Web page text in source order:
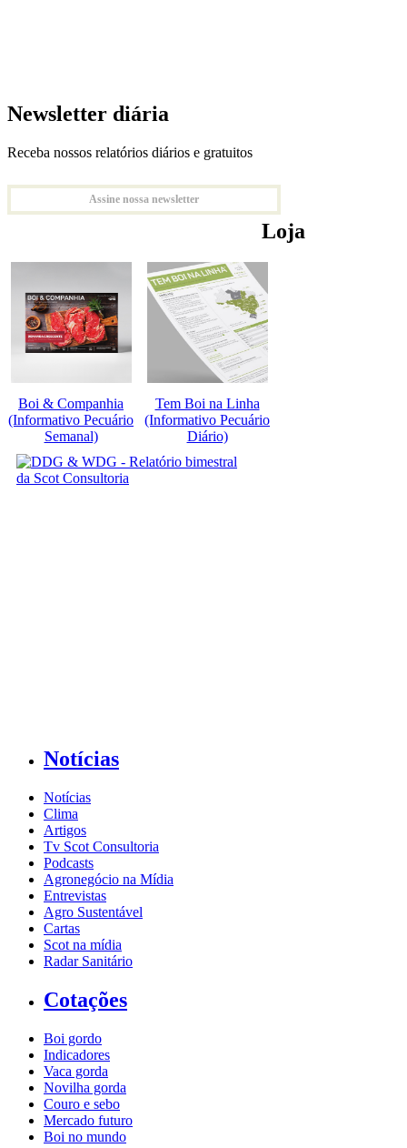
Newsletter diária
Receba nossos relatórios diários e gratuitos
Assine nossa newsletter
Loja
Boi & Companhia
(Informativo Pecuário
Semanal)
Tem Boi na Linha
(Informativo Pecuário
Diário)
Notícias
Notícias
Clima
Artigos
Tv Scot Consultoria
Podcasts
Agronegócio na Mídia
Entrevistas
Agro Sustentável
Cartas
Scot na mídia
Radar Sanitário
Cotações
Boi gordo
Indicadores
Vaca gorda
Novilha gorda
Couro e sebo
Mercado futuro
Boi no mundo